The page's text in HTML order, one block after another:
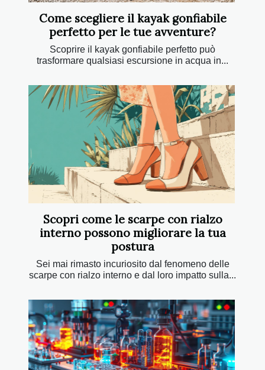
Come scegliere il kayak gonfiabile
perfetto per le tue avventure?
Scoprire il kayak gonfiabile perfetto può
trasformare qualsiasi escursione in acqua in...
Scopri come le scarpe con rialzo
interno possono migliorare la tua
postura
Sei mai rimasto incuriosito dal fenomeno delle
scarpe con rialzo interno e dal loro impatto sulla...